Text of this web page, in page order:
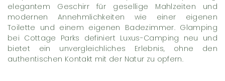
elegantem Geschirr für gesellige Mahlzeiten und
modernen Annehmlichkeiten wie einer eigenen
Toilette und einem eigenen Badezimmer. Glamping
bei Cottage Parks definiert Luxus-Camping neu und
bietet ein unvergleichliches Erlebnis, ohne den
authentischen Kontakt mit der Natur zu opfern.